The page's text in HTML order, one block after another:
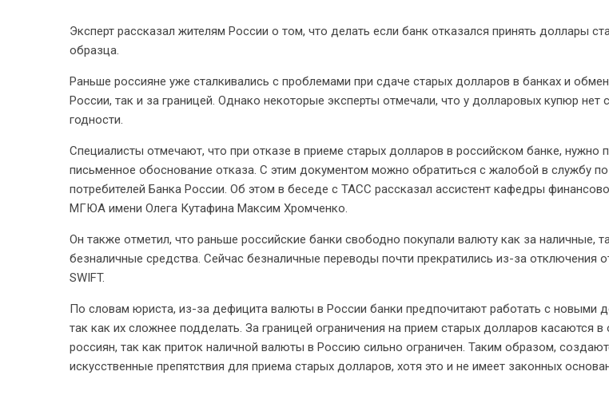
Эксперт рассказал жителям России о том, что делать если банк отказался принять доллары
образца.
Раньше россияне уже сталкивались с проблемами при сдаче старых долларов в банках и
России, так и за границей. Однако некоторые эксперты отмечали, что у долларовых купюр нет
годности.
Специалисты отмечают, что при отказе в приеме старых долларов в российском банке, нужно
письменное обоснование отказа. С этим документом можно обратиться с жалобой в службу
потребителей Банка России. Об этом в беседе с ТАСС рассказал ассистент кафедры
МГЮА имени Олега Кутафина Максим Хромченко.
Он также отметил, что раньше российские банки свободно покупали валюту как за наличные,
безналичные средства. Сейчас безналичные переводы почти прекратились из-за отключения
SWIFT.
По словам юриста, из-за дефицита валюты в России банки предпочитают работать с новыми
так как их сложнее подделать. За границей ограничения на прием старых долларов касаются в
россиян, так как приток наличной валюты в Россию сильно ограничен. Таким образом,
искусственные препятствия для приема старых долларов, хотя это и не имеет законных